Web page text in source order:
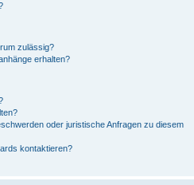
zulässig?
erhalten?
oder juristische Anfragen zu diesem
kontaktieren?